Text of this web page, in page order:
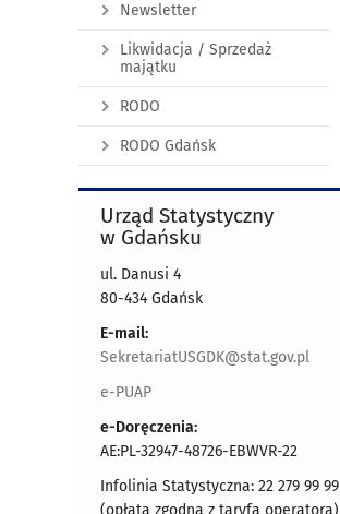
Newsletter
Likwidacja / Sprzedaż
majątku
RODO
RODO Gdańsk
Urząd Statystyczny
w Gdańsku
ul. Danusi 4
80-434 Gdańsk
E-mail:
SekretariatUSGDK@stat.gov.pl
e-PUAP
e-Doręczenia:
AE:PL-32947-48726-EBWVR-22
Infolinia Statystyczna: 22 279 99 99
(opłata zgodna z taryfą operatora)